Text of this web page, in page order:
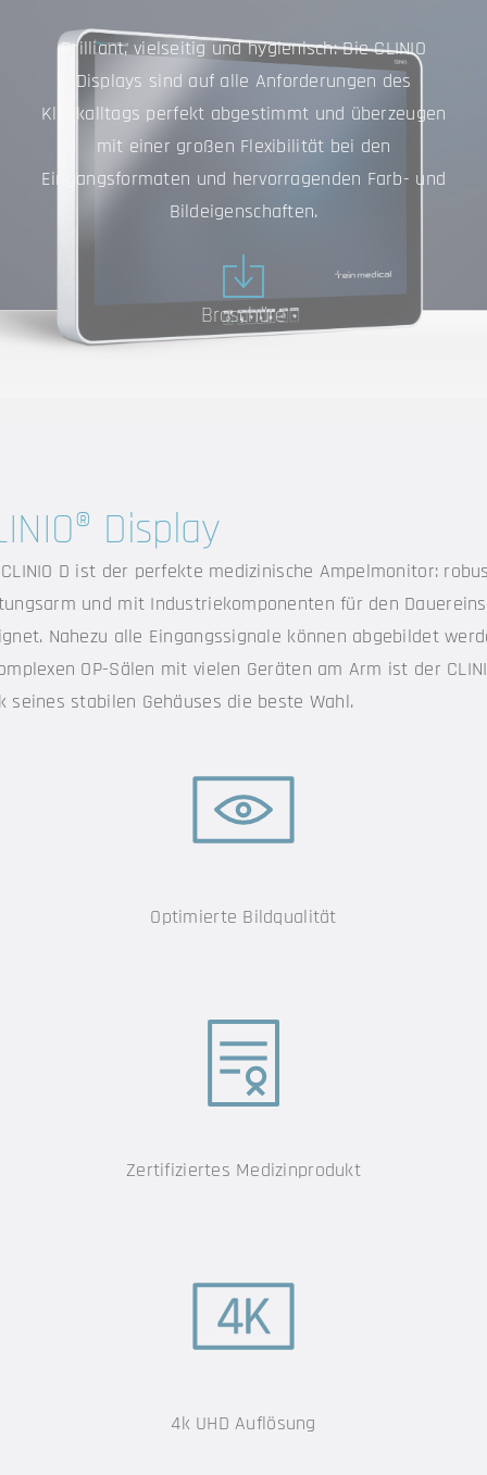
Brilliant, vielseitig und hygienisch: Die CLINIO
Displays sind auf alle Anforderungen des
Klinikalltags perfekt abgestimmt und überzeugen
mit einer großen Flexibilität bei den
Eingangsformaten und hervorragenden Farb- und
Bildeigenschaften.
Broschüre
Display
D ist der perfekte medizinische Ampelmonitor:
und mit Industriekomponenten für den
Nahezu alle Eingangssignale können abgebildet
OP-Sälen mit vielen Geräten am Arm ist der
seines stabilen Gehäuses die beste Wahl.
Optimierte Bildqualität
Zertifiziertes Medizinprodukt
4k UHD Auflösung